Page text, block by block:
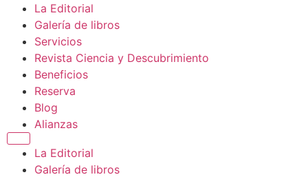
La Editorial
Galería de libros
Servicios
Revista Ciencia y Descubrimiento
Beneficios
Reserva
Blog
Alianzas
La Editorial
Galería de libros